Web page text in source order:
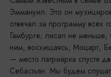
Эммануил. Это он
отвечал за программу всех
Гамбурге; писал не
ним, восхищаясь, Моцарт,
— место патриарха спустя
Себастьян. Мы будем